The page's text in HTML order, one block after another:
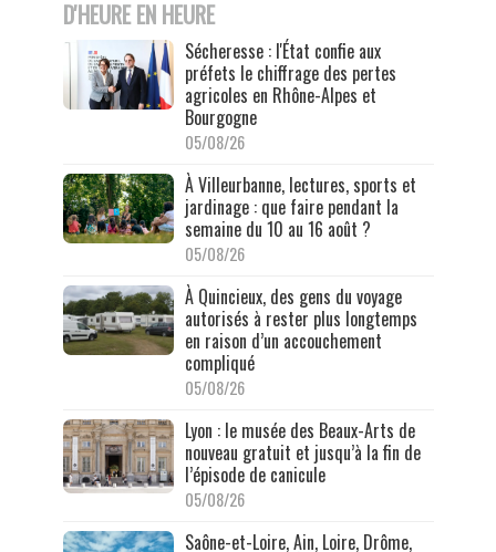
D'HEURE EN HEURE
Sécheresse : l'État confie aux
préfets le chiffrage des pertes
agricoles en Rhône-Alpes et
Bourgogne
05/08/26
À Villeurbanne, lectures, sports et
jardinage : que faire pendant la
semaine du 10 au 16 août ?
05/08/26
À Quincieux, des gens du voyage
autorisés à rester plus longtemps
en raison d’un accouchement
compliqué
05/08/26
Lyon : le musée des Beaux-Arts de
nouveau gratuit et jusqu’à la fin de
l’épisode de canicule
05/08/26
Saône-et-Loire, Ain, Loire, Drôme,